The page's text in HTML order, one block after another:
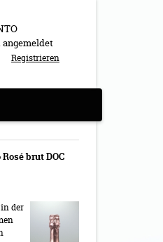
Registrieren
brut DOC
der